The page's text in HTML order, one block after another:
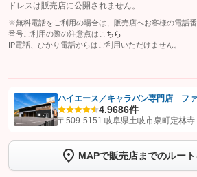
ドレスは販売店に公開されません。
※無料電話をご利用の場合は、販売店へお客様の電話
番号ご利用の際の注意点は こちら
IP電話、ひかり電話からはご利用いただけません。
【STEP1】認証画面でグーネットを友だち追加し
トーク画面で
ボタンをタップして問
完了してください。
ハイエース／キャラバン専門店 フ
4.9686件
〒509-5151 岐阜県土岐市泉町定林寺
MAPで販売店までのルー